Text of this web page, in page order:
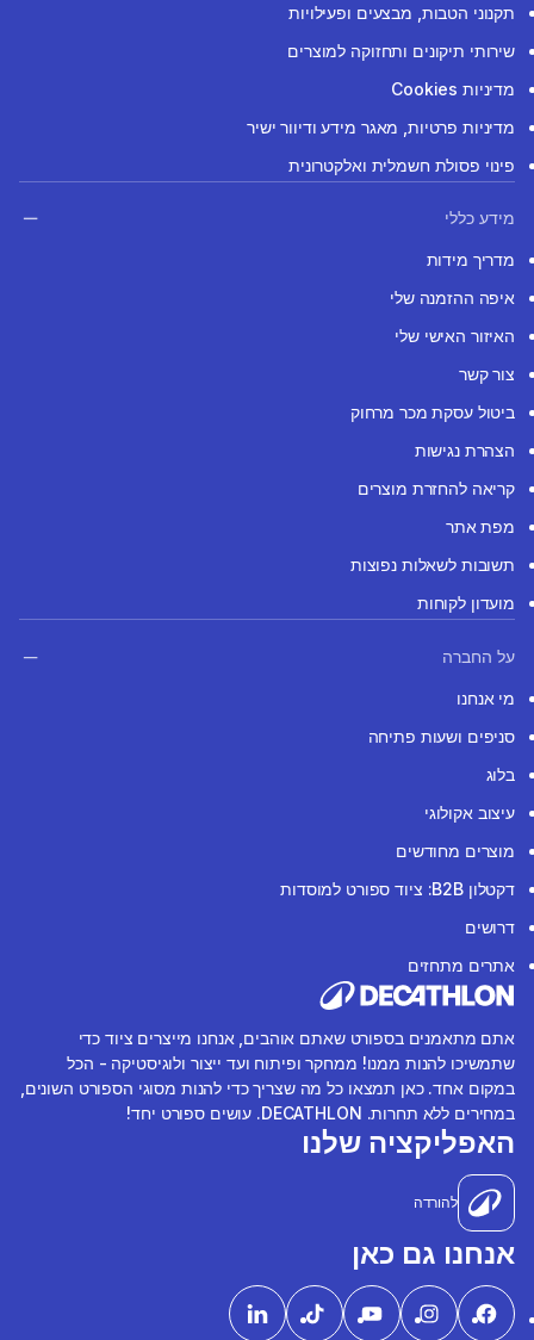
תקנוני הטבות, מבצעים ופעילויות
שירותי תיקונים ותחזוקה למוצרים
מדיניות Cookies
מדיניות פרטיות, מאגר מידע ודיוור ישיר
פינוי פסולת חשמלית ואלקטרונית
מידע כללי
מדריך מידות
איפה ההזמנה שלי
האיזור האישי שלי
צור קשר
ביטול עסקת מכר מרחוק
הצהרת נגישות
קריאה להחזרת מוצרים
מפת אתר
תשובות לשאלות נפוצות
מועדון לקוחות
על החברה
מי אנחנו
סניפים ושעות פתיחה
בלוג
עיצוב אקולוגי
מוצרים מחודשים
דקטלון B2B: ציוד ספורט למוסדות
דרושים
אתרים מתחזים
אתם מתאמנים בספורט שאתם אוהבים, אנחנו מייצרים ציוד כדי
שתמשיכו להנות ממנו! ממחקר ופיתוח ועד ייצור ולוגיסטיקה - הכל
במקום אחד. כאן תמצאו כל מה שצריך כדי להנות מסוגי הספורט השונים,
במחירים ללא תחרות. DECATHLON. עושים ספורט יחד!
האפליקציה שלנו
להורדה
אנחנו גם כאן